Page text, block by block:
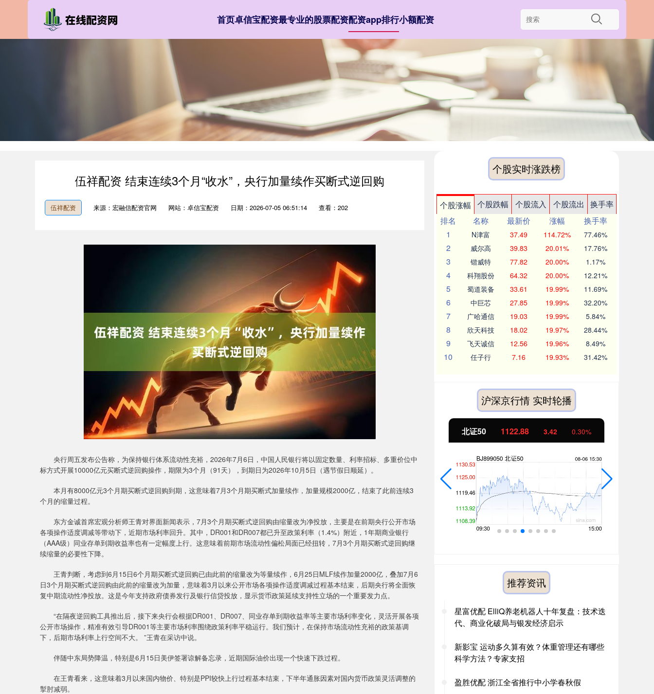
首页卓信宝配资最专业的股票配资配资app排行小额配资
伍祥配资 结束连续3个月“收水”，央行加量续作买断式逆回购
伍祥配资 来源：宏融信配资官网 网站：卓信宝配资 日期：2026-07-05 06:51:14 查看：202
央行周五发布公告称，为保持银行体系流动性充裕，2026年7月6日，中国人民银行将以固定数量、利率招标、多重价位中
标方式开展10000亿元买断式逆回购操作，期限为3个月（91天），到期日为2026年10月5日（遇节假日顺延）。
本月有8000亿元3个月期买断式逆回购到期，这意味着7月3个月期买断式加量续作，加量规模2000亿，结束了此前连续3
个月的缩量过程。
东方金诚首席宏观分析师王青对界面新闻表示，7月3个月期买断式逆回购由缩量改为净投放，主要是在前期央行公开市场
各项操作适度调减等带动下，近期市场利率回升。其中，DR001和DR007都已升至政策利率（1.4%）附近，1年期商业银行
（AAA级）同业存单到期收益率也有一定幅度上行。这意味着前期市场流动性偏松局面已经扭转，7月3个月期买断式逆回购继
续缩量的必要性下降。
王青判断，考虑到6月15日6个月期买断式逆回购已由此前的缩量改为等量续作，6月25日MLF续作加量2000亿，叠加7月6
日3个月期买断式逆回购由此前的缩量改为加量，意味着3月以来公开市场各项操作适度调减过程基本结束，后期央行将全面恢
复中期流动性净投放。这是今年支持政府债券发行及银行信贷投放，显示货币政策延续支持性立场的一个重要发力点。
“在隔夜逆回购工具推出后，接下来央行会根据DR001、DR007、同业存单到期收益率等主要市场利率变化，灵活开展各项
公开市场操作，精准有效引导DR001等主要市场利率围绕政策利率平稳运行。我们预计，在保持市场流动性充裕的政策基调
下，后期市场利率上行空间不大。 ”王青在采访中说。
伴随中东局势降温，特别是6月15日美伊签署谅解备忘录，近期国际油价出现一个快速下跌过程。
在王青看来，这意味着3月以来国内物价、特别是PPI较快上行过程基本结束，下半年通胀因素对国内货币政策灵活调整的
掣肘减弱。
个股实时涨跌榜
个股涨幅 个股跌幅 个股流入 个股流出
换手率
排名
名称 最新价 涨幅
换手率
1
N津富 37.49 114.72% 77.46%
2 威尔高 39.83 20.01% 17.76%
3 锴威特 77.82 20.00% 1.17%
4 科翔股份 64.32 20.00% 12.21%
5 蜀道装备 33.61 19.99% 11.69%
6 中巨芯 27.85 19.99% 32.20%
7 广哈通信 19.03 19.99% 5.84%
8 欣天科技 18.02 19.97% 28.44%
9 飞天诚信 12.56 19.96% 8.49%
10 任子行 7.16 19.93% 31.42%
沪深京行情 实时轮播
14110.12 -34.08 -0.24% 沪深300 4651.31 -6.85 1122.88 3.42 0.30% 创业板指
推荐资讯
星富优配 ElliQ养老机器人十年复盘：技术迭
代、商业化破局与银发经济启示
新影宝 运动多久算有效？体重管理还有哪些
科学方法？专家支招
盈胜优配 浙江全省推行中小学春秋假